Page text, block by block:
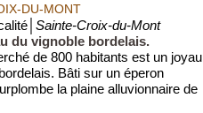
DU-MONT
Sainte-Croix-du-Mont
du vignoble bordelais.
de 800 habitants est un joyau
Bâti sur un éperon
la plaine alluvionnaire de